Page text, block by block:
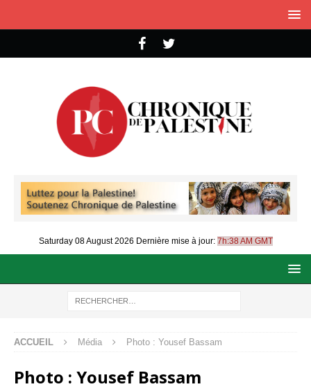
Saturday 08 August 2026 Dernière mise à jour: 7h:38 AM GMT
ACCUEIL Média Photo : Yousef Bassam
Photo : Yousef Bassam